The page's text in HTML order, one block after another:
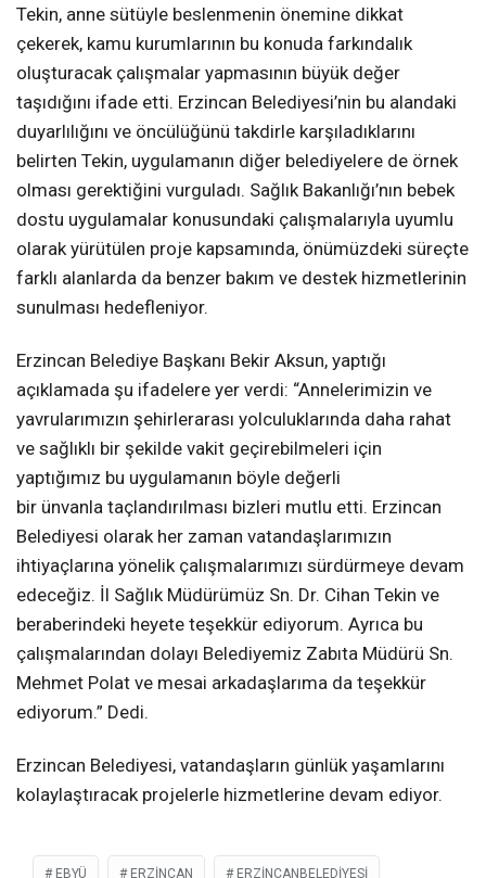
Tekin, anne sütüyle beslenmenin önemine dikkat
çekerek, kamu kurumlarının bu konuda farkındalık
oluşturacak çalışmalar yapmasının büyük değer
taşıdığını ifade etti. Erzincan Belediyesi’nin bu alandaki
duyarlılığını ve öncülüğünü takdirle karşıladıklarını
belirten Tekin, uygulamanın diğer belediyelere de örnek
olması gerektiğini vurguladı. Sağlık Bakanlığı’nın bebek
dostu uygulamalar konusundaki çalışmalarıyla uyumlu
olarak yürütülen proje kapsamında, önümüzdeki süreçte
farklı alanlarda da benzer bakım ve destek hizmetlerinin
sunulması hedefleniyor.
Erzincan Belediye Başkanı Bekir Aksun, yaptığı
açıklamada şu ifadelere yer verdi: “Annelerimizin ve
yavrularımızın şehirlerarası yolculuklarında daha rahat
ve sağlıklı bir şekilde vakit geçirebilmeleri için
yaptığımız bu uygulamanın böyle değerli
bir ünvanla taçlandırılması bizleri mutlu etti. Erzincan
Belediyesi olarak her zaman vatandaşlarımızın
ihtiyaçlarına yönelik çalışmalarımızı sürdürmeye devam
edeceğiz. İl Sağlık Müdürümüz Sn. Dr. Cihan Tekin ve
beraberindeki heyete teşekkür ediyorum. Ayrıca bu
çalışmalarından dolayı Belediyemiz Zabıta Müdürü Sn.
Mehmet Polat ve mesai arkadaşlarıma da teşekkür
ediyorum.” Dedi.
Erzincan Belediyesi, vatandaşların günlük yaşamlarını
kolaylaştıracak projelerle hizmetlerine devam ediyor.
EBYÜ ERZİNCAN ERZINCANBELEDIYESI